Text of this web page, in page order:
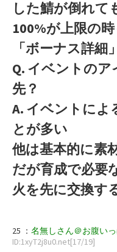
した鯖が倒れて
100%が上限の
「ボーナス詳細
Q. イベントの
先？
A. イベントによ
とが多い
他は基本的に
だが育成で必要
火を先に交換す
25 ： 名無しさん＠お腹いっ
ID:1xyT2j8u0.net[17/19]